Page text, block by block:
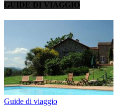
GUIDE DI VIAGGIO
Guide di viaggio